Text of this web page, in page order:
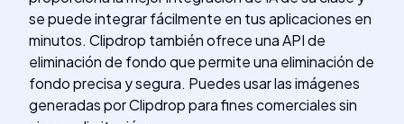
se puede integrar fácilmente en tus aplicaciones en
minutos. Clipdrop también ofrece una API de
eliminación de fondo que permite una eliminación de
fondo precisa y segura. Puedes usar las imágenes
generadas por Clipdrop para fines comerciales sin